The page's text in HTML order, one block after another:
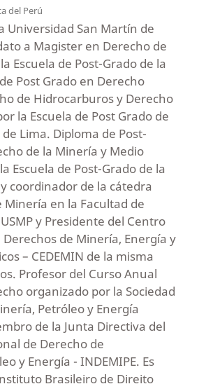
del Perú
Universidad San Martín de
a Magister en Derecho de
Escuela de Post-Grado de la
Post Grado en Derecho
de Hidrocarburos y Derecho
la Escuela de Post Grado de
Lima. Diploma de Post-
de la Minería y Medio
Escuela de Post-Grado de la
coordinador de la cátedra
Minería en la Facultad de
y Presidente del Centro
Derechos de Minería, Energía y
– CEDEMIN de la misma
Profesor del Curso Anual
organizado por la Sociedad
Petróleo y Energía
de la Junta Directiva del
de Derecho de
y Energía - INDEMIPE. Es
Brasileiro de Direito